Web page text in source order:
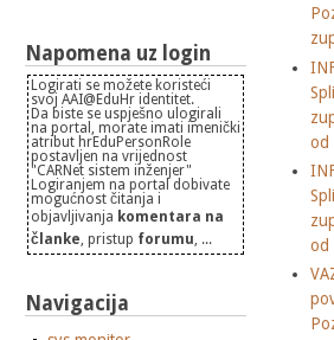
Napomena uz login
Logirati se možete koristeći
svoj AAI@EduHr identitet.
Da biste se uspješno ulogirali
na portal, morate imati imenički
atribut hrEduPersonRole
postavljen na vrijednost
"CARNet sistem inženjer"
Logiranjem na portal dobivate
mogućnost čitanja i
objavljivanja komentara na
članke, pristup forumu, ...
Navigacija
od
od